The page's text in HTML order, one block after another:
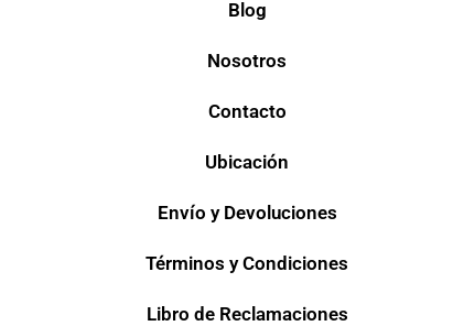
Blog
Nosotros
Contacto
Ubicación
Envío y Devoluciones
Términos y Condiciones
Libro de Reclamaciones